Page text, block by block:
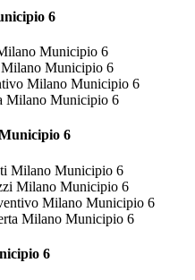
6
Municipio 6
Milano Municipio 6
Milano Municipio 6
Milano Municipio 6
6
Milano Municipio 6
Milano Municipio 6
Milano Municipio 6
Milano Municipio 6
6